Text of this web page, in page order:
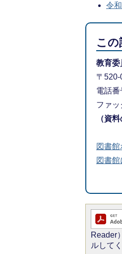
令
こ
教育委
〒
電話
ファ
（資
図書
図書
Reader
ルして